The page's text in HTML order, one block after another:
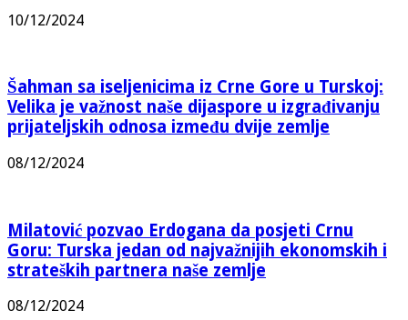
10/12/2024
Šahman sa iseljenicima iz Crne Gore u Turskoj:
Velika je važnost naše dijaspore u izgrađivanju
prijateljskih odnosa između dvije zemlje
08/12/2024
Milatović pozvao Erdogana da posjeti Crnu
Goru: Turska jedan od najvažnijih ekonomskih i
strateških partnera naše zemlje
08/12/2024